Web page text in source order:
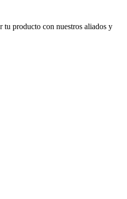
tu producto con nuestros aliados y